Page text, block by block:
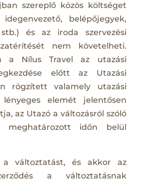
szereplő közös költséget
idegenvezető, belépőjegyek,
és az iroda szervezési
nem követelheti.
a Nílus Travel az utazási
előtt az Utazási
rögzített valamely utazási
lényeges elemét jelentősen
az Utazó a változásról szóló
meghatározott időn belül
a változtatást, és akkor az
a változtatásnak